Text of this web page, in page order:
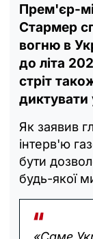
Прем'єр-
Стармер
вогню в
до літа
стріт
Як заявив
інтерв'ю
бути
будь-якої